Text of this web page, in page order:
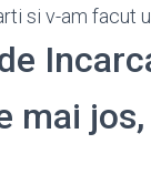
si v-am facut
mai jos,